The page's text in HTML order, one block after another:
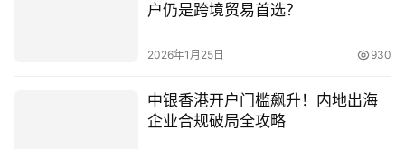
户仍是跨境贸易首选？
2026年1月25日 930
中银香港开户门槛飙升！内地出海
企业合规破局全攻略